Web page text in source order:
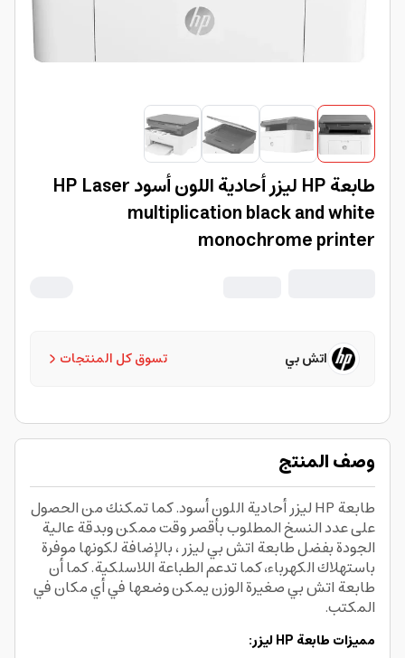
طابعة HP ليزر أحادية اللون أسود HP Laser
multiplication black and white
monochrome printer
تسوق كل المنتجات اتش بي
وصف المنتج
طابعة HP ليزر أحادية اللون أسود. كما تمكنك من الحصول
على عدد النسخ المطلوب بأقصر وقت ممكن وبدقة عالية
الجودة بفضل طابعة اتش بي ليزر ، بالإضافة لكونها موفرة
باستهلاك الكهرباء، كما تدعم الطباعة اللاسلكية. كما أن
طابعة اتش بي صغيرة الوزن يمكن وضعها في أي مكان في
المكتب.
مميزات طابعة HP ليزر: